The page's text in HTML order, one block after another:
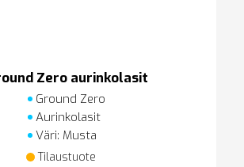
Zero aurinkolasit
Ground Zero
Aurinkolasit
Väri: Musta
Tilaustuote